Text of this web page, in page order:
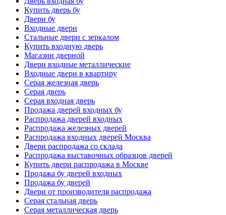
Купить дверь бу
Двери бу
Входные двери
Стальные двери с зеркалом
Купить входную дверь
Магазин дверной
Двери входные металлические
Входные двери в квартиру
Серая железная дверь
Серая дверь
Серая входная дверь
Продажа дверей входных бу
Распродажа дверей входных
Распродажа железных дверей
Распродажа входных дверей Москва
Двери распродажа со склада
Распродажа выставочных образцов дверей
Купить двери распродажа в Москве
Продажа бу дверей входных
Продажа бу дверей
Двери от производителя распродажа
Серая стальная дверь
Серая металлическая дверь